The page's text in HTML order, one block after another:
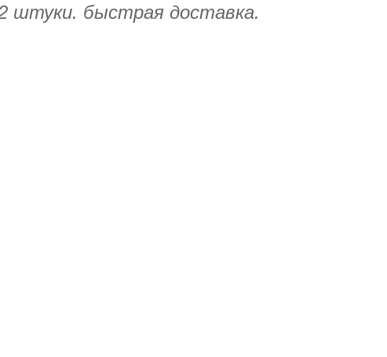
штуки. быстрая доставка.